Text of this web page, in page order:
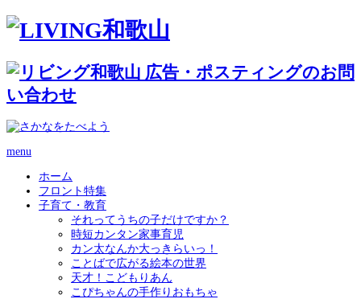
menu
ホーム
フロント特集
子育て・教育
それってうちの子だけですか？
時短カンタン家事育児
カン太なんか大っきらいっ！
ことばで広がる絵本の世界
天才！こどもりあん
こぴちゃんの手作りおもちゃ